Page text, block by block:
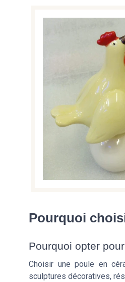
Pourquoi
Pourquoi opter
Choisir une poule en
sculptures décoratives,